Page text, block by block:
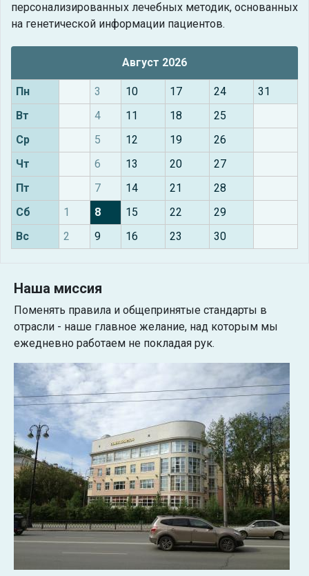
персонализированных лечебных методик, основанных
на генетической информации пациентов.
Август 2026
Пн 3 10 17 24
31
Вт
4 11 18
25
Ср
5 12 19
26
Чт
6 13 20
27
Пт
7 14 21
28
Сб
1 8 15 22
29
Вс
2 9 16 23 30
Наша миссия
Поменять правила и общепринятые стандарты в
отрасли - наше главное желание, над которым мы
ежедневно работаем не покладая рук.